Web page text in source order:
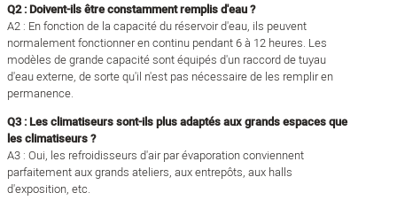
Q2 : Doivent-ils être constamment remplis d'eau ?
A2 : En fonction de la capacité du réservoir d'eau, ils peuvent
normalement fonctionner en continu pendant 6 à 12 heures. Les
modèles de grande capacité sont équipés d'un raccord de tuyau
d'eau externe, de sorte qu'il n'est pas nécessaire de les remplir en
permanence.
Q3 : Les climatiseurs sont-ils plus adaptés aux grands espaces que
les climatiseurs ?
A3 : Oui, les refroidisseurs d'air par évaporation conviennent
parfaitement aux grands ateliers, aux entrepôts, aux halls
d'exposition, etc.